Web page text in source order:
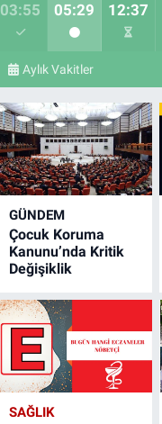
03:55 05:29 12:37
Aylık Vakitler
GÜNDEM
Çocuk Koruma
Kanunu’nda Kritik
Değişiklik
SAĞLIK